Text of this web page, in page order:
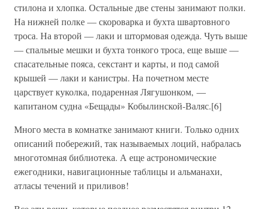
стилона и хлопка. Остальные две стены занимают полки.
На нижней полке — скороварка и бухта швартовного
троса. На второй — лаки и штормовая одежда. Чуть выше
— спальные мешки и бухта тонкого троса, еще выше —
спасательные пояса, секстант и карты, и под самой
крышей — лаки и канистры. На почетном месте
царствует куколка, подаренная Лягушонком, —
капитаном судна «Бещады» Кобылинской-Валяс.[6]
Много места в комнатке занимают книги. Только одних
описаний побережий, так называемых лоций, набралась
многотомная библиотека. А еще астрономические
ежегодники, навигационные таблицы и альманахи,
атласы течений и приливов!